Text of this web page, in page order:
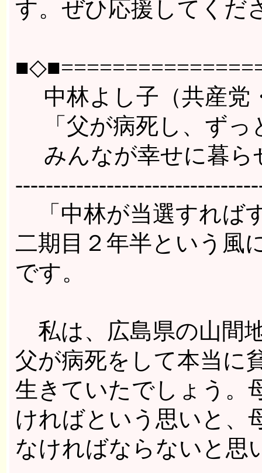
す。ぜひ応援してくだ
中林よし子（共産党
「父が病死し、ずっ
みんなが幸せに暮ら
「中林が当選すれば
二期目２年半という風
です。
私は、広島県の山間
父が病死をして本当に
生きていたでしょう。
ければという思いと、
なければならないと思